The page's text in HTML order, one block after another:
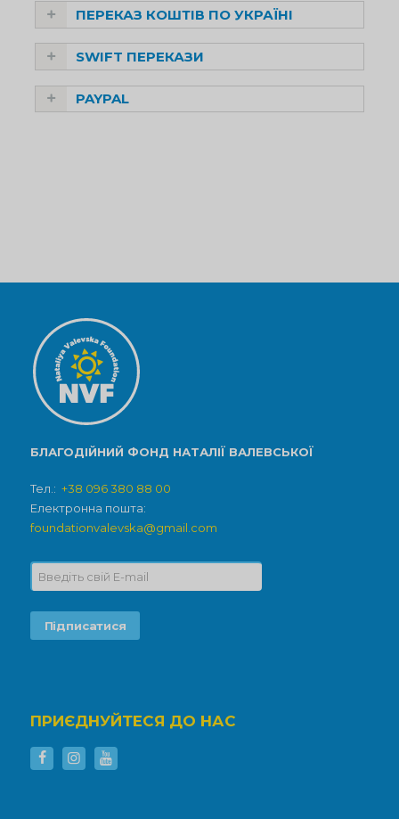
ПЕРЕКАЗ КОШТІВ ПО УКРАЇНІ
SWIFT ПЕРЕКАЗИ
PAYPAL
БЛАГОДІЙНИЙ ФОНД НАТАЛІЇ ВАЛЕВСЬКОЇ
Тел.: +38 096 380 88 00
Електронна пошта:
foundationvalevska@gmail.com
ПРИЄДНУЙТЕСЯ ДО НАС